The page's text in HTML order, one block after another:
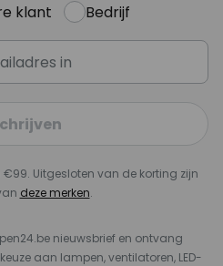
klant Bedrijf
Uitgesloten van de korting zijn
deze merken.
nieuwsbrief en ontvang
aan lampen, ventilatoren, LED-